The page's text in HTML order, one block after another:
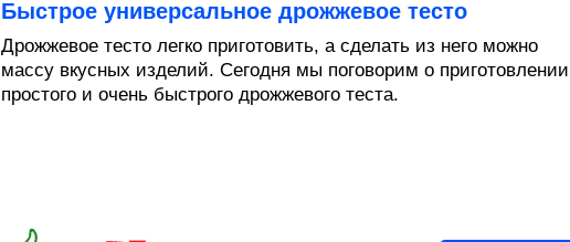
Быстрое универсальное дрожжевое тесто
Дрожжевое тесто легко приготовить, а сделать из него можно
массу вкусных изделий. Сегодня мы поговорим о приготовлении
простого и очень быстрого дрожжевого теста.